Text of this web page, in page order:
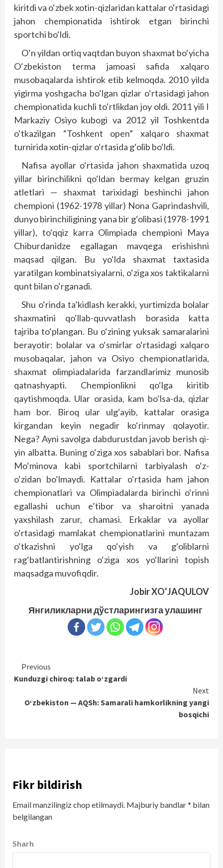
kiritdi va o‘zbek xotin-qizlaridan kattalar o‘rtasidagi
jahon chempionatida ishtirok etgan birinchi
sportchi bo‘ldi.
O‘n yildan ortiq vaqtdan buyon shaxmat bo‘yicha
O‘zbekiston terma jamoasi safida xalqaro
musobaqalarda ishtirok etib kelmoqda. 2010 yilda
yigirma yoshgacha bo‘lgan qizlar o‘rtasidagi jahon
chempionatida kuchli to‘rtlikdan joy oldi. 2011 yili I
Markaziy Osiyo kubogi va 2012 yil Toshkentda
o‘tkazilgan “Toshkent open” xalqaro shaxmat
turnirida xotin-qizlar o‘rtasida g‘olib bo‘ldi.
Nafisa ayollar o‘rtasida jahon shaxmatida uzoq
yillar birinchilikni qo‘l­dan bermay kelgan gruzin
atletlari — shaxmat tarixidagi beshinchi jahon
chempioni (1962-1978 yillar) Nona Gaprindashvili,
dunyo birinchiligining yana bir g‘olibasi (1978-1991
yillar), to‘qqiz karra Olimpiada chempioni Maya
Chiburdanidze egallagan mavqega erishishni
maqsad qilgan. Bu yo‘lda shaxmat taxtasida
yaratilgan kombinatsiyalarni, o‘ziga xos taktikalarni
qunt bilan o‘rganadi.
Shu o‘rinda ta’kidlash kerakki, yurtimizda bolalar
shaxmatini qo‘llab-quvvatlash borasida katta
tajriba to‘plangan. Bu o‘zining yuksak samaralarini
berayotir: bolalar va o‘smirlar o‘rtasidagi xalqaro
musobaqalar, jahon va Osiyo chempionatlarida,
shaxmat olimpiadalarida farzandlarimiz munosib
qatnashyapti. Chempionlikni qo‘l­ga kiritib
qaytishmoqda. Ular orasida, kam bo‘lsa-da, qizlar
ham bor. Biroq ular ulg‘ayib, kattalar orasiga
kirgandan keyin negadir ko‘rinmay qolayotir.
Nega? Ayni savolga dabdurustdan javob berish qi­
yin albatta. Buning o‘ziga xos sabablari bor. Nafisa
Mo‘minova kabi sportchilarni tar­biya­lash o‘z-
o‘zidan bo‘l­maydi. Kattalar o‘rtasida ham jahon
chempionatlari va Olimpiadalarda birinchi o‘rinni
egallashi uchun e’tibor va sharoitni yanada
yaxshilash zarur, chamasi. Erkaklar va ayollar
o‘rtasidagi mamlakat chempionatlarini muntazam
o‘tkazishni yo‘lga qo‘yish va g‘oliblarni
rag‘batlantirishning o‘ziga xos yo‘llarini topish
maqsadga muvofiqdir.
Jobir XO‘JAQULOV
Янгиликларни дўстларингизга улашинг
Continue
Reading
Previous
Kunduzgi chiroq: talab o‘zgardi
Next
O‘zbekiston — AQSh: Samarali hamkorlikning yangi
bosqichi
Fikr bildirish
Email manzilingiz chop etilmaydi. Majburiy bandlar* bilan
belgilangan
Sharh